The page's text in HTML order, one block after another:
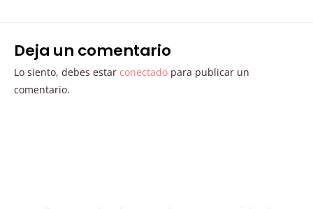
Deja un comentario
Lo siento, debes estar conectado para publicar un
comentario.